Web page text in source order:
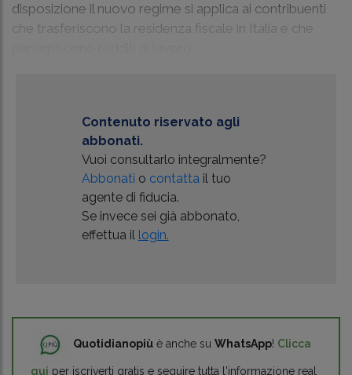
disposizione il nuovo regime si applica ai contribuenti
che trasferiscono la residenza fiscale in Italia e che
Contenuto riservato agli
abbonati.
Vuoi consultarlo integralmente?
Abbonati o contattail tuo
agente di fiducia.
Se invece sei già abbonato,
effettua il login.
Quotidianopiù è anche su WhatsApp! Clicca
qui per iscriverti gratis e seguire tutta l'informazione real